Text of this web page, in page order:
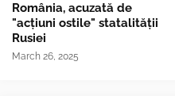
România, acuzată de
"acțiuni ostile" statalității
Rusiei
March 26, 2025